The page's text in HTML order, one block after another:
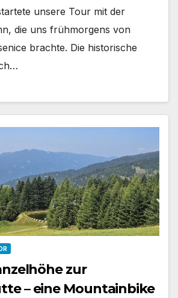
unsere Tour mit der
die uns frühmorgens von
brachte. Die historische
zur
– eine Mountainbike